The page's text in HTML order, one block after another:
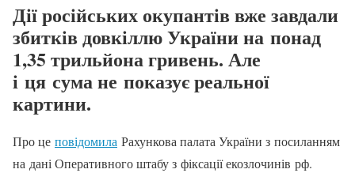
Дії російських окупантів вже завдали
збитків довкіллю України на понад
1,35 трильйона гривень. Але
і ця сума не показує реальної
картини.
Про це повідомила Рахункова палата України з посиланням
на дані Оперативного штабу з фіксації екозлочинів рф.